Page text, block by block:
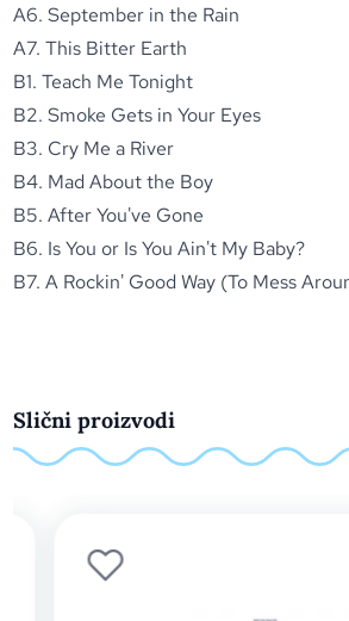
A6. September in the Rain
A7. This Bitter Earth
B1. Teach Me Tonight
B2. Smoke Gets in Your Eyes
B3. Cry Me a River
B4. Mad About the Boy
B5. After You've Gone
B6. Is You or Is You Ain't My Baby?
B7. A Rockin' Good Way (To Mess
Slični proizvodi